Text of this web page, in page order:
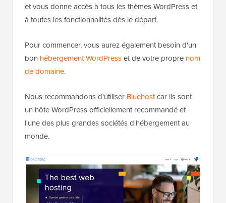
et vous donne accès à tous les thèmes WordPress et
à toutes les fonctionnalités dès le départ.
Pour commencer, vous aurez également besoin d'un
bon hébergement WordPresset de votre propre nom
de domaine.
Nous recommandons d'utiliser Bluehostcar ils sont
un hôte WordPress officiellement recommandé et
l'une des plus grandes sociétés d'hébergement au
monde.